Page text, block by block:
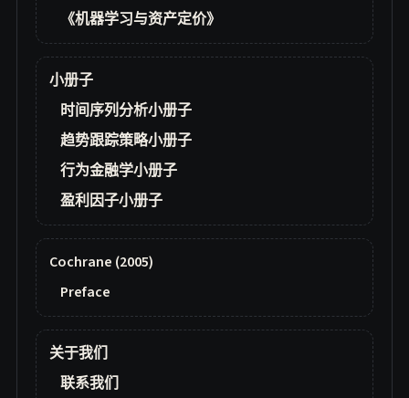
《机器学习与资产定价》
小册子
时间序列分析小册子
趋势跟踪策略小册子
行为金融学小册子
盈利因子小册子
Cochrane (2005)
Preface
关于我们
联系我们